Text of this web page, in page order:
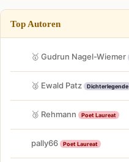
Top Autoren
🥇 Gudrun Nagel-Wiemer
🥈 Ewald Patz Dichterlegende
🥉 Rehmann Poet Laureat
pally66 Poet Laureat